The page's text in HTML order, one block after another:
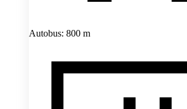
Autobus: 800 m